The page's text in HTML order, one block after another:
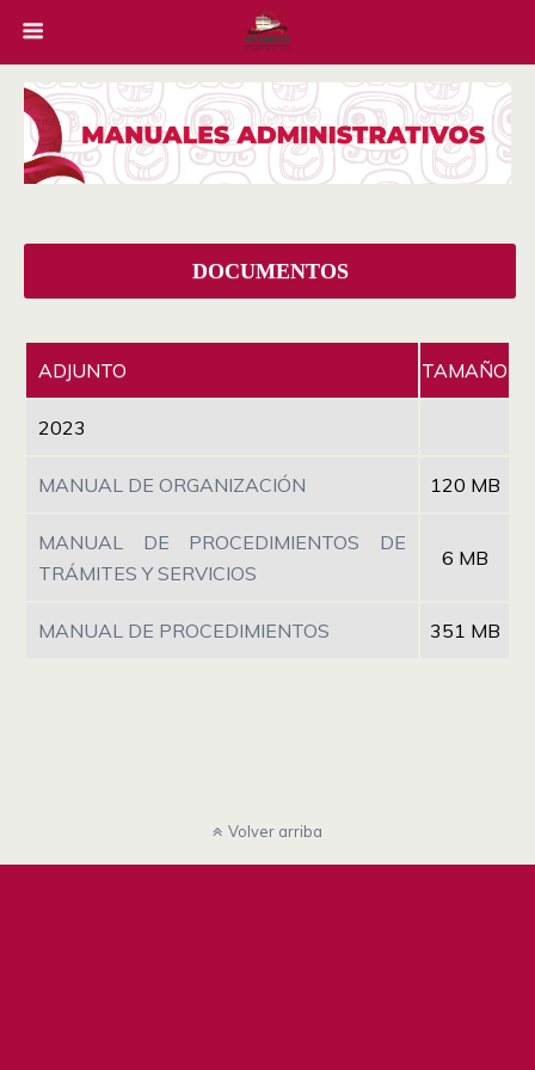
DOCUMENTOS
ADJUNTO TAMAÑO
2023
MANUAL DE ORGANIZACIÓN 120 MB
MANUAL DE PROCEDIMIENTOS DE
TRÁMITES Y SERVICIOS
6 MB
MANUAL DE PROCEDIMIENTOS 351 MB
Volver arriba